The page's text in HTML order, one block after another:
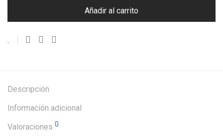
Añadir al carrito
Descripción
Información adicional
Valoraciones 0